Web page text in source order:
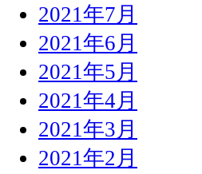
2021年7月
2021年6月
2021年5月
2021年4月
2021年3月
2021年2月